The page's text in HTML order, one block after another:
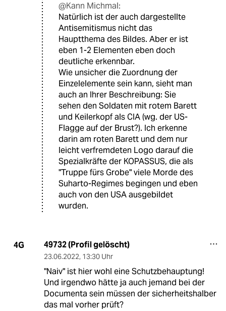
@Kann Michmal:
Natürlich ist der auch dargestellte
Antisemitismus nicht das
Hauptthema des Bildes. Aber er ist
eben 1-2 Elementen eben doch
deutliche erkennbar.
Wie unsicher die Zuordnung der
Einzelelemente sein kann, sieht man
auch an Ihrer Beschreibung: Sie
sehen den Soldaten mit rotem Barett
und Keilerkopf als CIA (wg. der US-
Flagge auf der Brust?). Ich erkenne
darin am roten Barett und dem nur
leicht verfremdeten Logo darauf die
Spezialkräfte der KOPASSUS, die als
"Truppe fürs Grobe" viele Morde des
Suharto-Regimes begingen und eben
auch von den USA ausgebildet
wurden.
4G 49732 (Profil gelöscht)
23.06.2022, 13:30 Uhr
"Naiv" ist hier wohl eine Schutzbehauptung!
Und irgendwo hätte ja auch jemand bei der
Documenta sein müssen der sicherheitshalber
das mal vorher prüft?